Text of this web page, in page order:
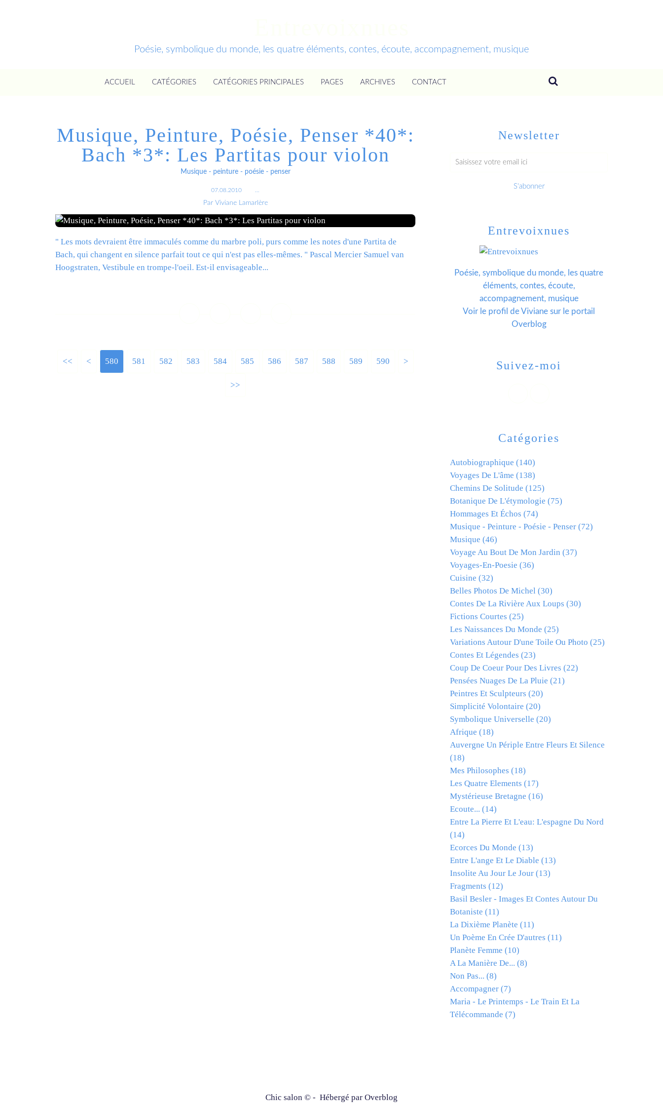
Poésie, symbolique du monde, les quatre éléments, contes, écoute, accompagnement, musique
ACCUEIL CATÉGORIES CATÉGORIES PRINCIPALES PAGES ARCHIVES CONTACT
Musique, Peinture, Poésie, Penser *40*:
Bach *3*: Les Partitas pour violon
Musique - peinture - poésie - penser
07.08.2010
Par Viviane Lamarlère
" Les mots devraient être immaculés comme du marbre poli, purs comme les notes d'une Partita de
Bach, qui changent en silence parfait tout ce qui n'est pas elles-mêmes. " Pascal Mercier Samuel van
Hoogstraten, Vestibule en trompe-l'oeil. Est-il envisageable...
<< < 500
510
520
530
540
550
560
570
580 581 582 583 584 585 586 587 588 589 590 600
700
800
900
1000
1100
1200
>
>>
Newsletter
Catégories
Autobiographique (140)
Voyages De L'âme (138)
Chemins De Solitude (125)
Botanique De L'étymologie (75)
Hommages Et Échos (74)
Musique - Peinture - Poésie - Penser (72)
Musique (46)
Voyage Au Bout De Mon Jardin (37)
Voyages-En-Poesie (36)
Cuisine (32)
Belles Photos De Michel (30)
Contes De La Rivière Aux Loups (30)
Fictions Courtes (25)
Les Naissances Du Monde (25)
Variations Autour D'une Toile Ou Photo (25)
Contes Et Légendes (23)
Coup De Coeur Pour Des Livres (22)
Pensées Nuages De La Pluie (21)
Peintres Et Sculpteurs (20)
Simplicité Volontaire (20)
Symbolique Universelle (20)
Afrique (18)
Auvergne Un Périple Entre Fleurs Et Silence
(18)
Mes Philosophes (18)
Les Quatre Elements (17)
Mystérieuse Bretagne (16)
Ecoute... (14)
Entre La Pierre Et L'eau: L'espagne Du Nord
(14)
Ecorces Du Monde (13)
Entre L'ange Et Le Diable (13)
Insolite Au Jour Le Jour (13)
Fragments (12)
Basil Besler - Images Et Contes Autour Du
Botaniste (11)
La Dixième Planète (11)
Un Poème En Crée D'autres (11)
Planète Femme (10)
A La Manière De... (8)
Non Pas... (8)
Accompagner (7)
Maria - Le Printemps - Le Train Et La
Télécommande (7)
Entrevoixnues
Poésie, symbolique du monde, les quatre
éléments, contes, écoute,
accompagnement, musique
Voir le profil deViviane sur le portail
Overblog
Suivez-moi
Chic salon © - Hébergé par Overblog